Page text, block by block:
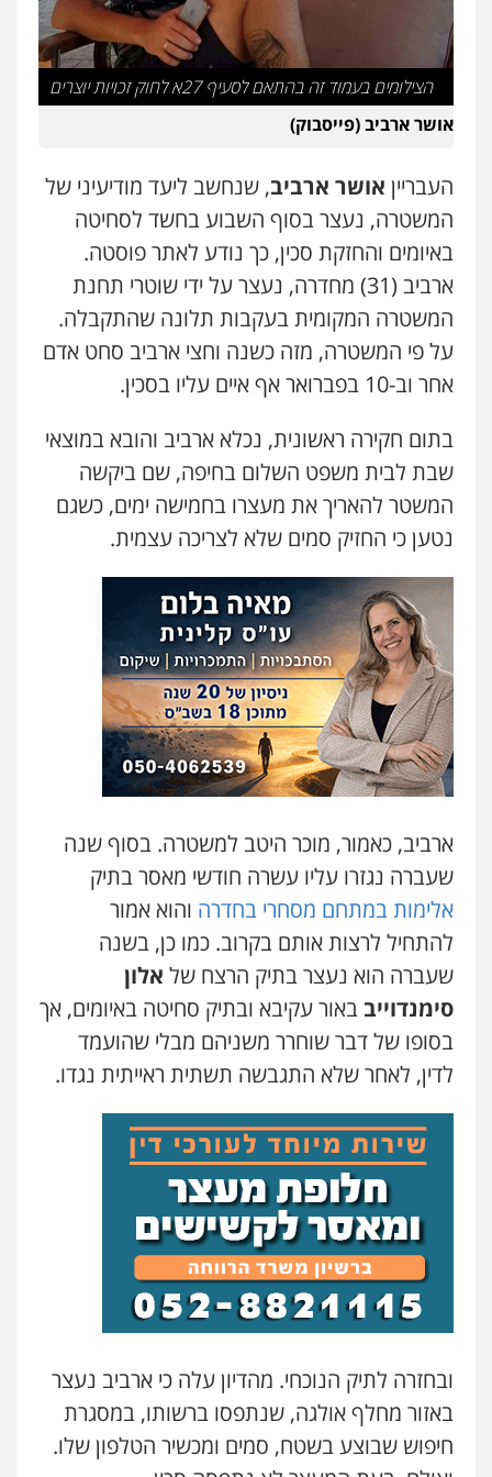
עו"ד אסף דוק
עבירות מין סמים והימורים פשיעה
חמורה חקירות ומעצרים צווארון לבן והונאה
0526885006
עו"ד שלי גורביץ – לוי
0544218336
משרד עורכי דין חן ברוך
פלילי דיני תעבורה מעצרים וחקירות
0505078733
עו"ד קארין לגטיוי
0507446995
משרד עורכי דין טאי שרקי
פלילי אסירים תעבורה מרב"ד
עו"ד אילן אלימלך
פלילי פשיעה חמורה תעבורה אסירים
0522992110
עו"ד שאדי נאטור
פלילי פשיעה חמורה מעצרים וחקירות
גיל דביר – משרד עורכי דין
פלילי פשיעה כלכלית צווארון לבן
0506217771
סלימאן אבו שעירה – משרד עורכי דין
פלילי בטחוני צבאי נזיקין
0547780927
עו"ד אסף גונן
פלילי פשע חמור תעבורה צבא
וחקירות
0542255161
גל דהן – משרד עורך דין פלילי
פלילי פשיעה חמורה סמים מעצרים
וחקירות
0544723840
עו"ד ראוף נג'אר
פלילי עורכי דין לענייני אסירים מעצרים
סמים רכוש
0548009246
הצילומים בעמוד זה בהתאם לסעיף 27א לחוק זכויות יוצרים
אושר ארביב (פייסבוק)
העבריין אושר ארביב, שנחשב ליעד מודיעיני של
המשטרה, נעצר בסוף השבוע בחשד לסחיטה
באיומים והחזקת סכין, כך נודע לאתר פוסטה.
ארביב (31) מחדרה, נעצר על ידי שוטרי תחנת
המשטרה המקומית בעקבות תלונה שהתקבלה.
על פי המשטרה, מזה כשנה וחצי ארביב סחט אדם
אחר וב-10 בפברואר אף איים עליו בסכין.
בתום חקירה ראשונית, נכלא ארביב והובא במוצאי
שבת לבית משפט השלום בחיפה, שם ביקשה
המשטר להאריך את מעצרו בחמישה ימים, כשגם
נטען כי החזיק סמים שלא לצריכה עצמית.
ארביב, כאמור, מוכר היטב למשטרה. בסוף שנה
שעברה נגזרו עליו עשרה חודשי מאסר בתיק
אלימות במתחם מסחרי בחדרה והוא אמור
להתחיל לרצות אותם בקרוב. כמו כן, בשנה
שעברה הוא נעצר בתיק הרצח של אלון
סימנדוייב באור עקיבא ובתיק סחיטה באיומים, אך
בסופו של דבר שוחרר משניהם מבלי שהועמד
לדין, לאחר שלא התגבשה תשתית ראייתית נגדו.
ובחזרה לתיק הנוכחי. מהדיון עלה כי ארביב נעצר
באזור מחלף אולגה, שנתפסו ברשותו, במסגרת
חיפוש שבוצע בשטח, סמים ומכשיר הטלפון שלו.